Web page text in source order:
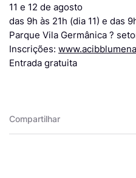
11 e 12 de agosto
das 9h às 21h (dia 11) e das
Parque Vila Germânica ?
Inscrições:
Entrada gratuita
Compartilhar